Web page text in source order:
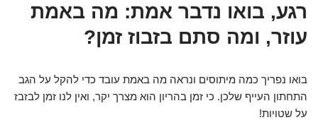
רגע, בואו נדבר אמת: מה באמת
עוזר, ומה סתם בזבוז זמן?
בואו נפריך כמה מיתוסים ונראה מה באמת עובד כדי להקל על הגב
התחתון העייף שלכן. כי זמן בהריון הוא מצרך יקר, ואין לנו זמן לבזבז
על שטויות!